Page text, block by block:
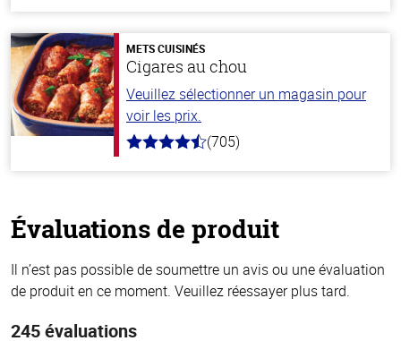
stars
METS CUISINÉS
Cigares au chou
Veuillez sélectionner un magasin pour
voir les prix.
4.6
(705)
Évaluations de produit
Il n’est pas possible de soumettre un avis ou une évaluation
de produit en ce moment. Veuillez réessayer plus tard.
245 évaluations